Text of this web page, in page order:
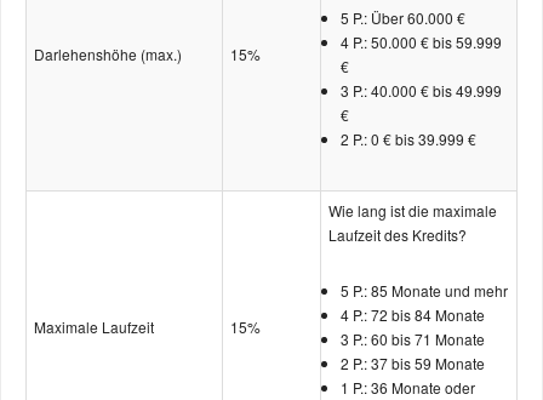
Darlehenshöhe (max.) 15%
5 P.: Über 60.000 €
4 P.: 50.000 € bis 59.999
€
3 P.: 40.000 € bis 49.999
€
2 P.: 0 € bis 39.999 €
Maximale Laufzeit 15%
Wie lang ist die maximale
Laufzeit des Kredits?
5 P.: 85 Monate und mehr
4 P.: 72 bis 84 Monate
3 P.: 60 bis 71 Monate
2 P.: 37 bis 59 Monate
1 P.: 36 Monate oder